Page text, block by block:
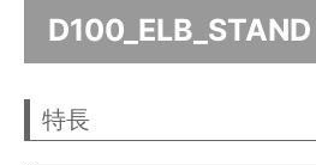
レンタル
よくある
D100_ELB_STAND
特長